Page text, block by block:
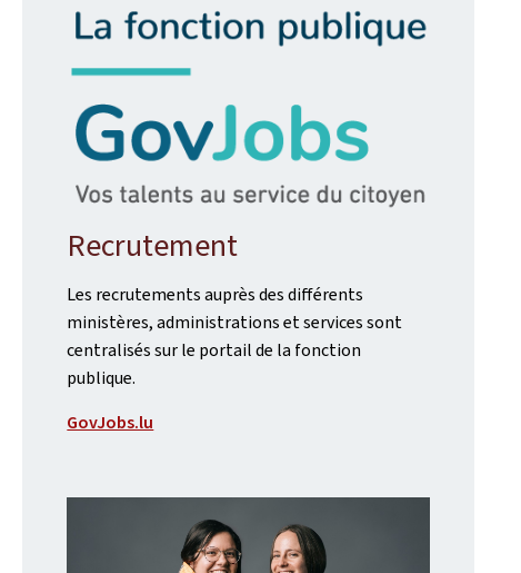
Recrutement
Les recrutements auprès des différents
ministères, administrations et services sont
centralisés sur le portail de la fonction
publique.
GovJobs.lu